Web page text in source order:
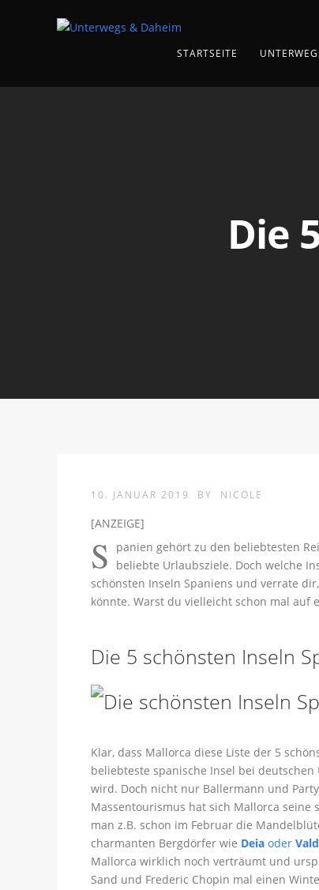
STARTSEITE
Die
10. JANUAR 2019 BY NICOLE
[ANZEIGE]
S
panien gehört zu den beliebtesten
beliebte Urlaubsziele. Doch welche
schönsten Inseln Spaniens und verrate
könnte. Warst du vielleicht schon mal auf
Die 5 schönsten Inseln
Klar, dass Mallorca diese Liste der 5
beliebteste spanische Insel bei
wird. Doch nicht nur Ballermann und
Massentourismus hat sich Mallorca seine
man z.B. schon im Februar die
charmanten Bergdörfer wie Deia oder
Mallorca wirklich noch verträumt und
Sand und Frederic Chopin mal einen